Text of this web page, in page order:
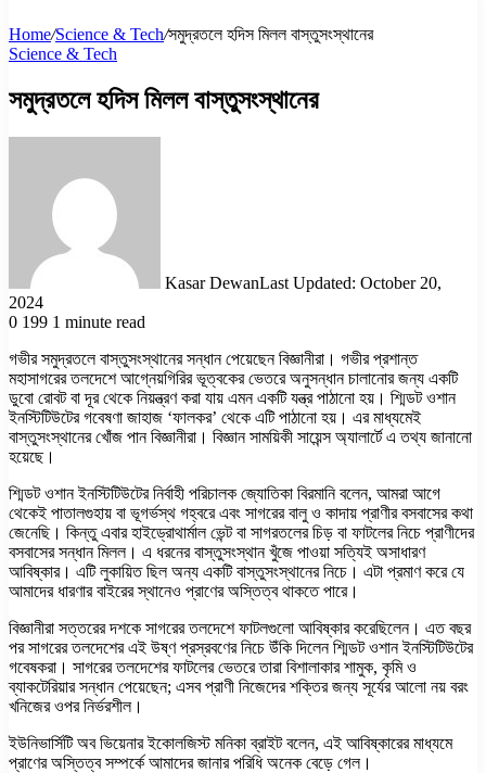
Home/Science & Tech/সমুদ্রতলে হদিস মিলল বাস্তুসংস্থানের
Science & Tech
সমুদ্রতলে হদিস মিলল বাস্তুসংস্থানের
Kasar DewanLast Updated: October 20,
2024
0 199 1 minute read
গভীর সমুদ্রতলে বাস্তুসংস্থানের সন্ধান পেয়েছেন বিজ্ঞানীরা। গভীর প্রশান্ত
মহাসাগরের তলদেশে আগ্নেয়গিরির ভূত্বকের ভেতরে অনুসন্ধান চালানোর জন্য একটি
ডুবো রোবট বা দূর থেকে নিয়ন্ত্রণ করা যায় এমন একটি যন্ত্র পাঠানো হয়। শ্মিডট ওশান
ইনস্টিটিউটের গবেষণা জাহাজ ‘ফালকর’ থেকে এটি পাঠানো হয়। এর মাধ্যমেই
বাস্তুসংস্থানের খোঁজ পান বিজ্ঞানীরা। বিজ্ঞান সাময়িকী সায়েন্স অ্যালার্টে এ তথ্য জানানো
হয়েছে।
শ্মিডট ওশান ইনস্টিটিউটের নির্বাহী পরিচালক জ্যোতিকা বিরমানি বলেন, আমরা আগে
থেকেই পাতালগুহায় বা ভূগর্ভস্থ গহ্বরে এবং সাগরের বালু ও কাদায় প্রাণীর বসবাসের কথা
জেনেছি। কিন্তু এবার হাইড্রোথার্মাল ভেন্ট বা সাগরতলের চিড় বা ফাটলের নিচে প্রাণীদের
বসবাসের সন্ধান মিলল। এ ধরনের বাস্তুসংস্থান খুঁজে পাওয়া সত্যিই অসাধারণ
আবিষ্কার। এটি লুকায়িত ছিল অন্য একটি বাস্তুসংস্থানের নিচে। এটা প্রমাণ করে যে
আমাদের ধারণার বাইরের স্থানেও প্রাণের অস্তিত্ব থাকতে পারে।
বিজ্ঞানীরা সত্তরের দশকে সাগরের তলদেশে ফাটলগুলো আবিষ্কার করেছিলেন। এত বছর
পর সাগরের তলদেশের এই উষ্ণ প্রস্রবণের নিচে উঁকি দিলেন শ্মিডট ওশান ইনস্টিটিউটের
গবেষকরা। সাগরের তলদেশের ফাটলের ভেতরে তারা বিশালাকার শামুক, কৃমি ও
ব্যাকটেরিয়ার সন্ধান পেয়েছেন; এসব প্রাণী নিজেদের শক্তির জন্য সূর্যের আলো নয় বরং
খনিজের ওপর নির্ভরশীল।
ইউনিভার্সিটি অব ভিয়েনার ইকোলজিস্ট মনিকা ব্রাইট বলেন, এই আবিষ্কারের মাধ্যমে
প্রাণের অস্তিত্ব সম্পর্কে আমাদের জানার পরিধি অনেক বেড়ে গেল।